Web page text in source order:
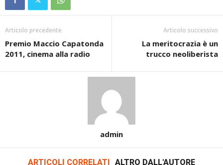
Articolo precedente
Premio Maccio Capatonda
2011, cinema alla radio
Articolo successivo
La meritocrazia è un
trucco neoliberista
admin
ARTICOLI CORRELATI ALTRO DALL'AUTORE